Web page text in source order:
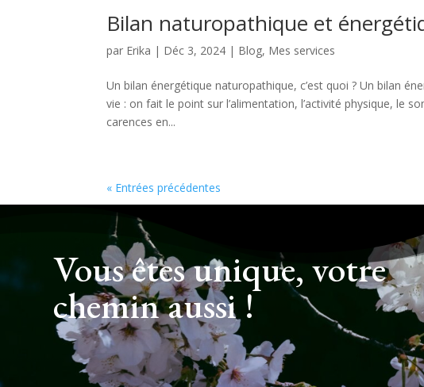
Bilan naturopathique et
par Erika | Déc 3, 2024 | Blog, Mes services
Un bilan énergétique naturopathique, c’est quoi ? Un bilan
vie : on fait le point sur l’alimentation, l’activité physique, le
carences en...
« Entrées précédentes
Vous êtes unique, votre
chemin aussi !